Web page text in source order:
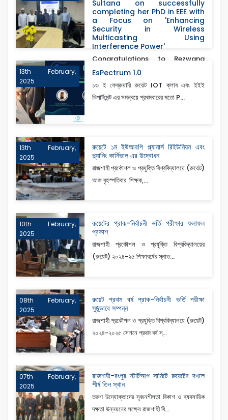
Sultana on successfully
completing her PhD in EEE with
a Focus on 'Enhancing
Security in Wireless
Multicasting Using
Interference Power'
Congratulations to Rezwana
Sultana on successfully
completing her PhD in Electri...
13th February,
2025
EsPectrum 1.0
১৩ ই ফেব্রুয়ারি রুয়েট IOT ক্লাব এবং ইইই
ডিপার্টমেন্ট এর সমন্বয়ে প্রথমবারের মতো P...
13th February,
2025
রুয়েটে ১ম ইউআরপি প্ল্যানার্স রিইউনিয়ন এবং
প্ল্যানিং কার্নিভাল এর উদ্বোধন
রাজশাহী প্রকৌশল ও প্রযুক্তি বিশ্ববিদ্যালয়ে (রুয়েট)
আজ বৃহস্পতিবার শিক্ষক,...
10th February,
2025
রুয়েটের প্রাক-নির্বাচনী ভর্তি পরীক্ষার ফলাফল
প্রকাশ
রাজশাহী প্রকৌশল ও প্রযুক্তি বিশ্ববিদ্যালয়ের
(রুয়েট) ২০২৪-২৫ শিক্ষাবর্ষের স্নাত...
08th February,
2025
রুয়েট প্রথম বর্ষ প্রাক-নির্বাচনী ভর্তি পরীক্ষা
সুষ্ঠুভাবে সম্পন্ন
রাজশাহী প্রকৌশল ও প্রযুক্তি বিশ্ববিদ্যালয়ে (রুয়েট)
২০২৪-২০২৫ সেশনে প্রথম বর্ষ স্...
07th February,
2025
রাজশাহী-রংপুর স্টার্টআপ সামিটে রুয়েটের দখলে
শীর্ষ তিন স্থান
তরুণ উদ্যোক্তাদের সৃজনশীলতা বিকাশ ও ব্যবসায়িক
দক্ষতা উন্নয়নের লক্ষ্যে রাজশাহী বি...